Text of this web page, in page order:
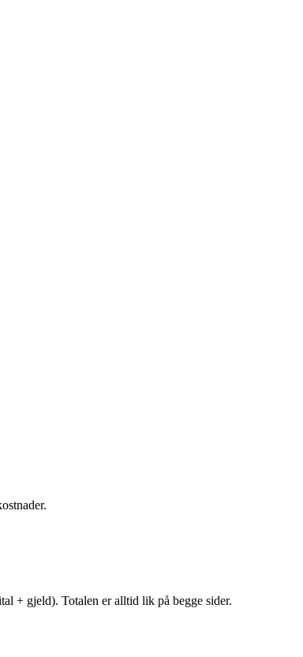
+ gjeld). Totalen er alltid lik på begge sider.